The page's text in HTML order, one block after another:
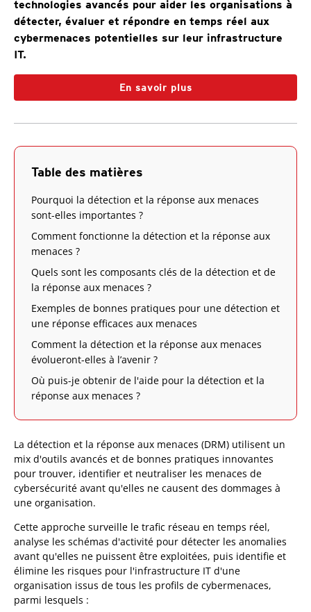
technologies avancés pour aider les organisations à
détecter, évaluer et répondre en temps réel aux
cybermenaces potentielles sur leur infrastructure
IT.
En savoir plus
Table des matières
Pourquoi la détection et la réponse aux menaces
sont-elles importantes ?
Comment fonctionne la détection et la réponse aux
menaces ?
Quels sont les composants clés de la détection et de
la réponse aux menaces ?
Exemples de bonnes pratiques pour une détection et
une réponse efficaces aux menaces
Comment la détection et la réponse aux menaces
évolueront-elles à l’avenir ?
Où puis-je obtenir de l'aide pour la détection et la
réponse aux menaces ?
La détection et la réponse aux menaces (DRM) utilisent un
mix d'outils avancés et de bonnes pratiques innovantes
pour trouver, identifier et neutraliser les menaces de
cybersécurité avant qu'elles ne causent des dommages à
une organisation.
Cette approche surveille le trafic réseau en temps réel,
analyse les schémas d'activité pour détecter les anomalies
avant qu'elles ne puissent être exploitées, puis identifie et
élimine les risques pour l'infrastructure IT d'une
organisation issus de tous les profils de cybermenaces,
parmi lesquels :
Products